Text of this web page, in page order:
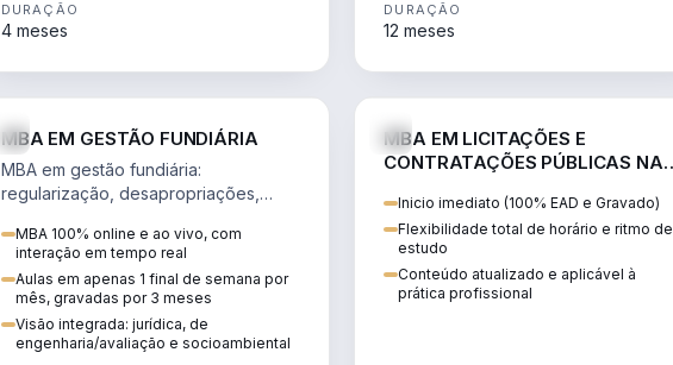
DURAÇÃO
4 meses
DURAÇÃO
12 meses
MBA EM GESTÃO FUNDIÁRIA
MBA em gestão fundiária:
regularização, desapropriações,
ambiental em projetos de
infraestrutura.
MBA 100% online e ao vivo, com
interação em tempo real
Aulas em apenas 1 final de semana por
mês, gravadas por 3 meses
Visão integrada: jurídica, de
engenharia/avaliação e socioambiental
MBA EM LICITAÇÕES E
CONTRATAÇÕES PÚBLICAS NA
Inicio imediato (100% EAD e Gravado)
Flexibilidade total de horário e ritmo de
estudo
Conteúdo atualizado e aplicável à
prática profissional